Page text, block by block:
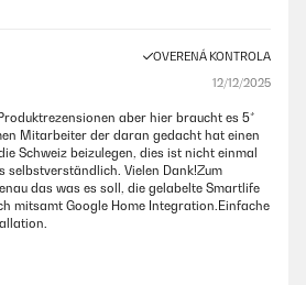
OVERENÁ KONTROLA
12/12/2025
aber hier braucht es 5*
Mitarbeiter der daran gedacht hat einen
Schweiz beizulegen, dies ist nicht einmal
selbstverständlich. Vielen Dank!Zum
das was es soll, die gelabelte Smartlife
mitsamt Google Home Integration.Einfache